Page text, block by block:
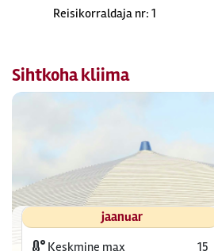
Reisikorraldaja nr: 1
Sihtkoha kliima
jaanuar
Keskmine max
15